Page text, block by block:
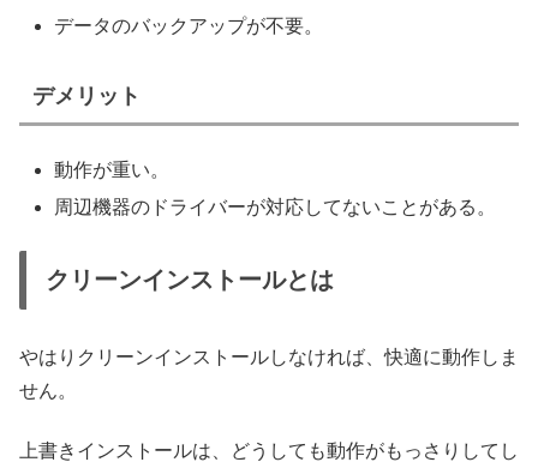
データのバックアップが不要。
デメリット
動作が重い。
周辺機器のドライバーが対応してないことがある。
クリーンインストールとは
やはりクリーンインストールしなければ、快適に動作しま
せん。
上書きインストールは、どうしても動作がもっさりしてし